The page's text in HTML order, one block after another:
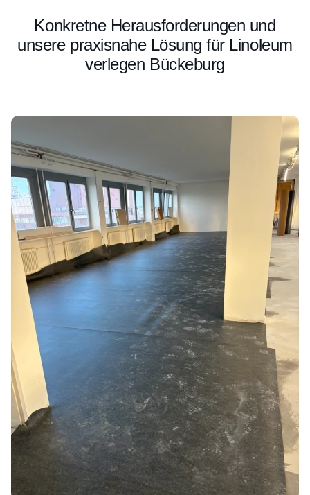
Konkretne Herausforderungen und
unsere praxisnahe Lösung für Linoleum
verlegen Bückeburg